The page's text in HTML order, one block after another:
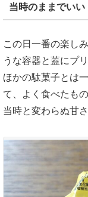
当時のままでいい
この日一番の楽し
うな容器と蓋にプ
ほかの駄菓子とは
て、よく食べたも
当時と変わらぬ甘